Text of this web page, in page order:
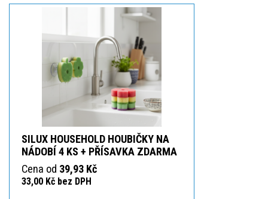
SILUX HOUSEHOLD HOUBIČKY NA
NÁDOBÍ 4 KS + PŘÍSAVKA ZDARMA
Cena od 39,93 Kč
33,00 Kč bez DPH